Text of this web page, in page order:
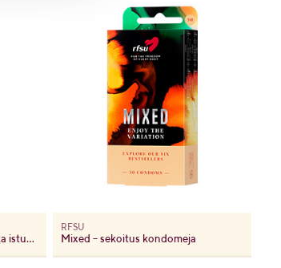
Magic – klassikkokondomi, joka istuu täydellisesti
RFSU
Mixed – sekoitus kondomeja